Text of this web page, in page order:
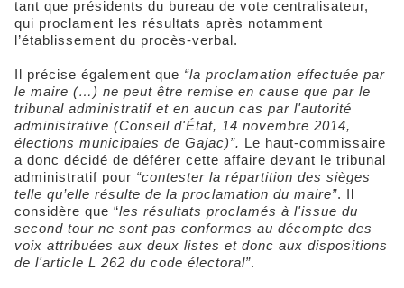
tant que présidents du bureau de vote centralisateur,
qui proclament les résultats après notamment
l’établissement du procès-verbal.
Il précise également que “la proclamation effectuée par
le maire (…) ne peut être remise en cause que par le
tribunal administratif et en aucun cas par l'autorité
administrative (Conseil d'État, 14 novembre 2014,
élections municipales de Gajac)”. Le haut-commissaire
a donc décidé de déférer cette affaire devant le tribunal
administratif pour “contester la répartition des sièges
telle qu’elle résulte de la proclamation du maire”. Il
considère que “les résultats proclamés à l'issue du
second tour ne sont pas conformes au décompte des
voix attribuées aux deux listes et donc aux dispositions
de l'article L 262 du code électoral”.